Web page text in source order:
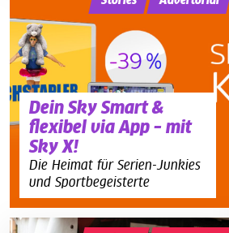
Dein Sky Smart &
flexibel via App – mit
Sky X!
Die Heimat für Serien-Junkies
und Sportbegeisterte